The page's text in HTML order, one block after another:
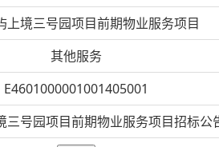
上境三号园项目前期物业服务项目
其他服务
E4601000001001405001
三号园项目前期物业服务项目招标公